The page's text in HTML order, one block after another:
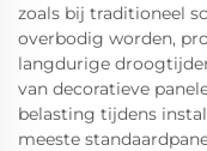
zoals bij traditioneel
overbodig worden,
langdurige
van decoratieve
belasting tijdens
meeste